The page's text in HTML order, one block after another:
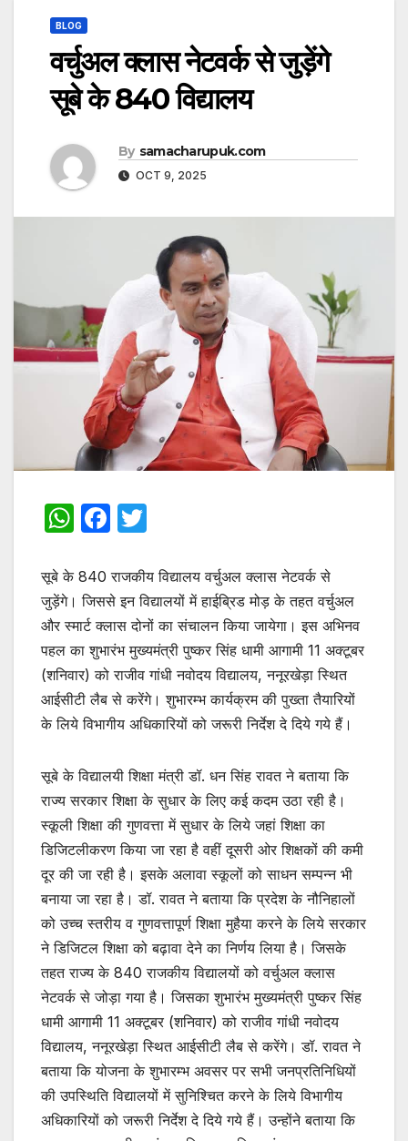
BLOG
वर्चुअल क्लास नेटवर्क से जुड़ेंगे
सूबे के 840 विद्यालय
By samacharupuk.com
OCT 9, 2025
W
at
s
A
p
p
F
c
e
b
o
o
k
itt
er
सूबे के 840 राजकीय विद्यालय वर्चुअल क्लास नेटवर्क से
जुड़ेंगे। जिससे इन विद्यालयों में हाईब्रिड मोड़ के तहत वर्चुअल
और स्मार्ट क्लास दोनों का संचालन किया जायेगा। इस अभिनव
पहल का शुभारंभ मुख्यमंत्री पुष्कर सिंह धामी आगामी 11 अक्टूबर
(शनिवार) को राजीव गांधी नवोदय विद्यालय, ननूरखेड़ा स्थित
आईसीटी लैब से करेंगे। शुभारम्भ कार्यक्रम की पुख्ता तैयारियों
के लिये विभागीय अधिकारियों को जरूरी निर्देश दे दिये गये हैं।
सूबे के विद्यालयी शिक्षा मंत्री डॉ. धन सिंह रावत ने बताया कि
राज्य सरकार शिक्षा के सुधार के लिए कई कदम उठा रही है।
स्कूली शिक्षा की गुणवत्ता में सुधार के लिये जहां शिक्षा का
डिजिटलीकरण किया जा रहा है वहीं दूसरी ओर शिक्षकों की कमी
दूर की जा रही है। इसके अलावा स्कूलों को साधन सम्पन्न भी
बनाया जा रहा है। डॉ. रावत ने बताया कि प्रदेश के नौनिहालों
को उच्च स्तरीय व गुणवत्तापूर्ण शिक्षा मुहैया करने के लिये सरकार
ने डिजिटल शिक्षा को बढ़ावा देने का निर्णय लिया है। जिसके
तहत राज्य के 840 राजकीय विद्यालयों को वर्चुअल क्लास
नेटवर्क से जोड़ा गया है। जिसका शुभारंभ मुख्यमंत्री पुष्कर सिंह
धामी आगामी 11 अक्टूबर (शनिवार) को राजीव गांधी नवोदय
विद्यालय, ननूरखेड़ा स्थित आईसीटी लैब से करेंगे। डॉ. रावत ने
बताया कि योजना के शुभारम्भ अवसर पर सभी जनप्रतिनिधियों
की उपस्थिति विद्यालयों में सुनिश्चित करने के लिये विभागीय
अधिकारियों को जरूरी निर्देश दे दिये गये हैं। उन्होंने बताया कि